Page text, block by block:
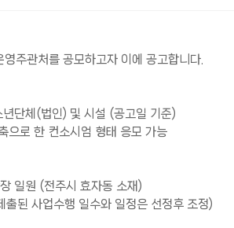
주관처를 공모하고자 이에 공고합니다.
단체(법인) 및 시설 (공고일 기준)
한 컨소시엄 형태 응모 가능
일원 (전주시 효자동 소재)
된 사업수행 일수와 일정은 선정후 조정)